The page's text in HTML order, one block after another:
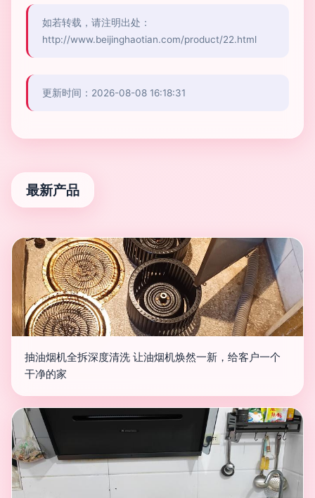
如若转载，请注明出处：
http://www.beijinghaotian.com/product/22.html
更新时间：2026-08-08 16:18:31
最新产品
抽油烟机全拆深度清洗 让油烟机焕然一新，给客户一个
干净的家